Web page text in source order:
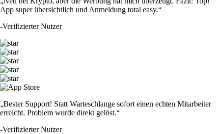
App super übersichtlich und Anmeldung total easy.“
-Verifizierter Nutzer
„Bester Support! Statt Warteschlange sofort einen echten Mitarbeiter
erreicht. Problem wurde direkt gelöst.“
-Verifizierter Nutzer